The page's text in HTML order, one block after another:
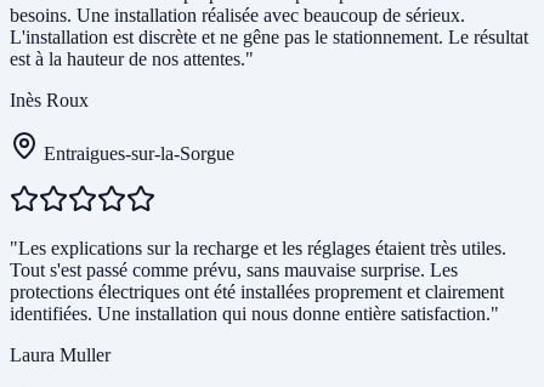
besoins. Une installation réalisée avec beaucoup de sérieux.
L'installation est discrète et ne gêne pas le stationnement. Le résultat
est à la hauteur de nos attentes."
Inès Roux
Entraigues-sur-la-Sorgue
"Les explications sur la recharge et les réglages étaient très utiles.
Tout s'est passé comme prévu, sans mauvaise surprise. Les
protections électriques ont été installées proprement et clairement
identifiées. Une installation qui nous donne entière satisfaction."
Laura Muller